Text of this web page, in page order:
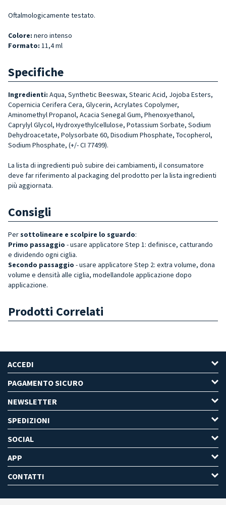
Oftalmologicamente testato.
Colore: nero intenso
Formato: 11,4 ml
Specifiche
Ingredienti: Aqua, Synthetic Beeswax, Stearic Acid, Jojoba Esters,
Copernicia Cerifera Cera, Glycerin, Acrylates Copolymer,
Aminomethyl Propanol, Acacia Senegal Gum, Phenoxyethanol,
Caprylyl Glycol, Hydroxyethylcellulose, Potassium Sorbate, Sodium
Dehydroacetate, Polysorbate 60, Disodium Phosphate, Tocopherol,
Sodium Phosphate, (+/- CI 77499).
La lista di ingredienti può subire dei cambiamenti, il consumatore
deve far riferimento al packaging del prodotto per la lista ingredienti
più aggiornata.
Consigli
Persottolineare e scolpire lo sguardo:
Primo passaggio - usare applicatore Step 1: definisce, catturando
e dividendo ogni ciglia.
Secondo passaggio - usare applicatore Step 2: extra volume, dona
volume e densità alle ciglia, modellandole applicazione dopo
applicazione.
Prodotti Correlati
ACCEDI
PAGAMENTO SICURO
NEWSLETTER
SPEDIZIONI
SOCIAL
APP
CONTATTI